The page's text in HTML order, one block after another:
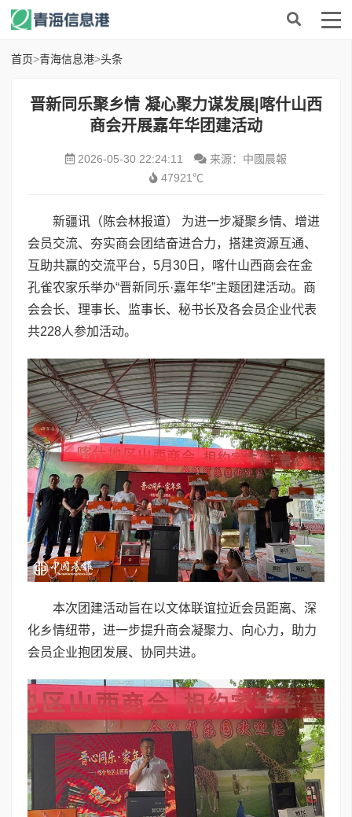
首页>青海信息港>头条
晋新同乐聚乡情 凝心聚力谋发展|喀什山西
商会开展嘉年华团建活动
2026-05-30 22:24:11
来源：中國晨報
47921℃
新疆讯（陈会林报道） 为进一步凝聚乡情、增进
会员交流、夯实商会团结奋进合力，搭建资源互通、
互助共赢的交流平台，5月30日，喀什山西商会在金
孔雀农家乐举办“晋新同乐·嘉年华”主题团建活动。商
会会长、理事长、监事长、秘书长及各会员企业代表
共228人参加活动。
本次团建活动旨在以文体联谊拉近会员距离、深
化乡情纽带，进一步提升商会凝聚力、向心力，助力
会员企业抱团发展、协同共进。